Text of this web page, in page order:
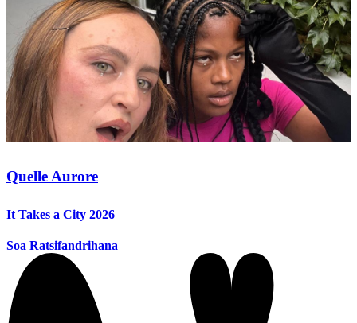
Quelle Aurore
It Takes a City 2026
Soa Ratsifandrihana